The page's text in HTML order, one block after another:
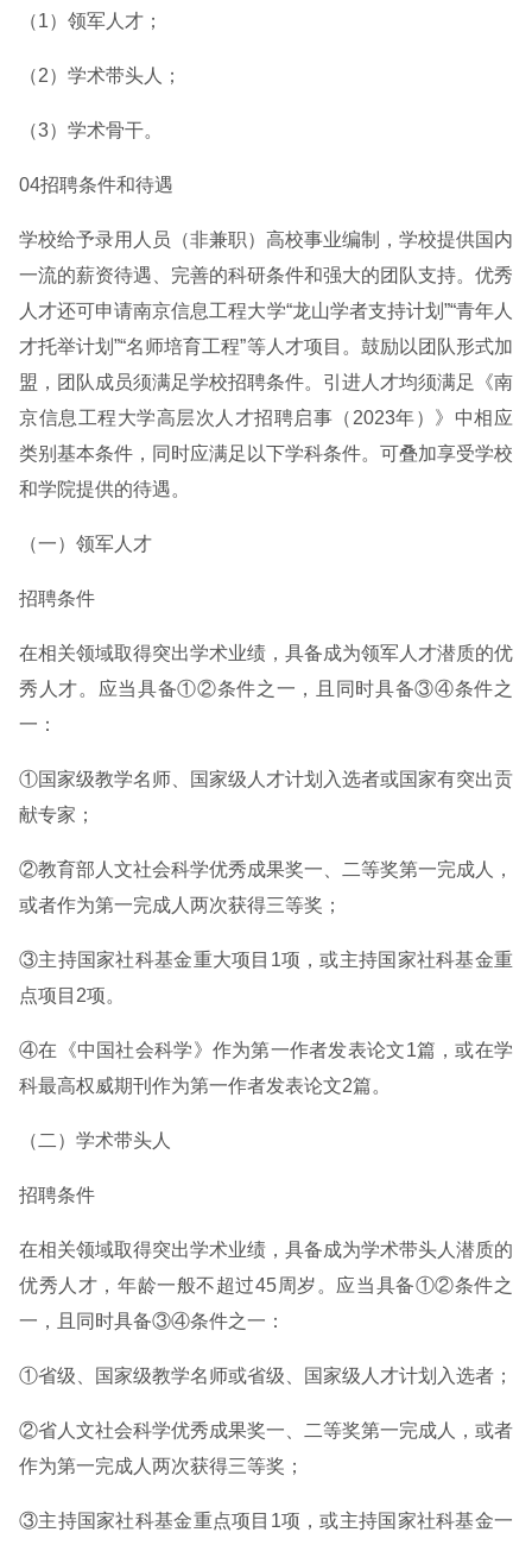
（1）领军人才；
（2）学术带头人；
（3）学术骨干。
04招聘条件和待遇
学校给予录用人员（非兼职）高校事业编制，学校提供国内
一流的薪资待遇、完善的科研条件和强大的团队支持。优秀
人才还可申请南京信息工程大学“龙山学者支持计划”“青年人
才托举计划”“名师培育工程”等人才项目。鼓励以团队形式加
盟，团队成员须满足学校招聘条件。引进人才均须满足《南
京信息工程大学高层次人才招聘启事（2023年）》中相应
类别基本条件，同时应满足以下学科条件。可叠加享受学校
和学院提供的待遇。
（一）领军人才
招聘条件
在相关领域取得突出学术业绩，具备成为领军人才潜质的优
秀人才。应当具备①②条件之一，且同时具备③④条件之
一：
①国家级教学名师、国家级人才计划入选者或国家有突出贡
献专家；
②教育部人文社会科学优秀成果奖一、二等奖第一完成人，
或者作为第一完成人两次获得三等奖；
③主持国家社科基金重大项目1项，或主持国家社科基金重
点项目2项。
④在《中国社会科学》作为第一作者发表论文1篇，或在学
科最高权威期刊作为第一作者发表论文2篇。
（二）学术带头人
招聘条件
在相关领域取得突出学术业绩，具备成为学术带头人潜质的
优秀人才，年龄一般不超过45周岁。应当具备①②条件之
一，且同时具备③④条件之一：
①省级、国家级教学名师或省级、国家级人才计划入选者；
②省人文社会科学优秀成果奖一、二等奖第一完成人，或者
作为第一完成人两次获得三等奖；
③主持国家社科基金重点项目1项，或主持国家社科基金一